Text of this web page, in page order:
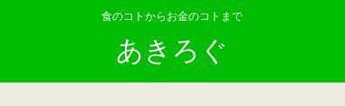
食のコトからお金のコトまで
あきろぐ